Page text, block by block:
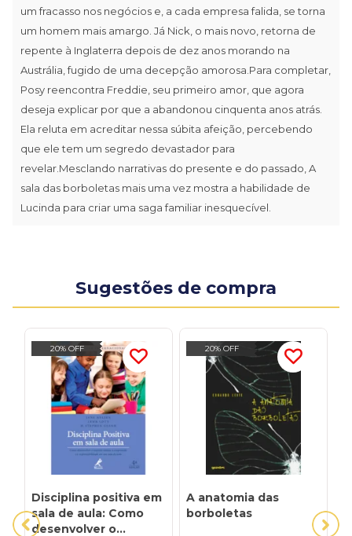
um fracasso nos negócios e, a cada empresa falida, se torna
um homem mais amargo. Já Nick, o mais novo, retorna de
repente à Inglaterra depois de dez anos morando na
Austrália, fugido de uma decepção amorosa.Para completar,
Posy reencontra Freddie, seu primeiro amor, que agora
deseja explicar por que a abandonou cinquenta anos atrás.
Ela reluta em acreditar nessa súbita afeição, percebendo
que ele tem um segredo devastador para
revelar.Mesclando narrativas do presente e do passado, A
sala das borboletas mais uma vez mostra a habilidade de
Lucinda para criar uma saga familiar inesquecível.
Sugestões de compra
20% OFF
Disciplina positiva em
sala de aula: Como
desenvolver o
20% OFF
A anatomia das
borboletas